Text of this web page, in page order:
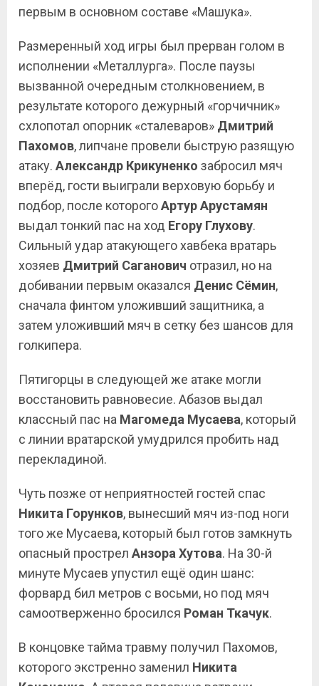
первым в основном составе «Машука».
Размеренный ход игры был прерван голом в
исполнении «Металлурга». После паузы
вызванной очередным столкновением, в
результате которого дежурный «горчичник»
схлопотал опорник «сталеваров» Дмитрий
Пахомов, липчане провели быструю разящую
атаку. Александр Крикуненко забросил мяч
вперёд, гости выиграли верховую борьбу и
подбор, после которогоАртур Арустамян
выдал тонкий пас на ход Егору Глухову.
Сильный удар атакующего хавбека вратарь
хозяев Дмитрий Саганович отразил, но на
добивании первым оказался Денис Сёмин,
сначала финтом уложивший защитника, а
затем уложивший мяч в сетку без шансов для
голкипера.
Пятигорцы в следующей же атаке могли
восстановить равновесие. Абазов выдал
классный пас на Магомеда Мусаева, который
с линии вратарской умудрился пробить над
перекладиной.
Чуть позже от неприятностей гостей спас
Никита Горунков, вынесший мяч из-под ноги
того же Мусаева, который был готов замкнуть
опасный прострел Анзора Хутова. На 30-й
минуте Мусаев упустил ещё один шанс:
форвард бил метров с восьми, но под мяч
самоотверженно бросился Роман Ткачук.
В концовке тайма травму получил Пахомов,
которого экстренно заменил Никита